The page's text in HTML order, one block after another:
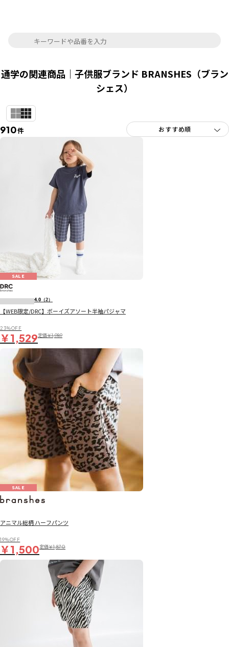
通学の関連商品｜子供服ブランド BRANSHES（ブラン
シェス）
910件
SALE
4.0 （2）
【WEB限定/DRC】ボーイズアソート半袖パジャマ
23％OFF
￥1,529定価￥1,989
SALE
アニマル総柄 ハーフパンツ
19％OFF
￥1,500定価￥1,870